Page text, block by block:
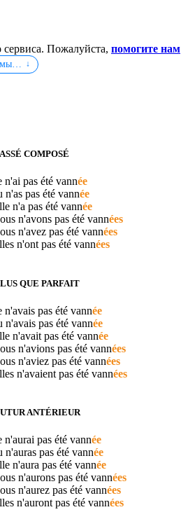
Пожалуйста, помогите нам
COMPOSÉ
n'ai pas été vannée
n'as pas été vannée
n'a pas été vannée
n'avons pas été vannées
n'avez pas été vannées
n'ont pas été vannées
QUE PARFAIT
n'avais pas été vannée
n'avais pas été vannée
n'avait pas été vannée
n'avions pas été vannées
n'aviez pas été vannées
n'avaient pas été vannées
ANTÉRIEUR
n'aurai pas été vannée
n'auras pas été vannée
n'aura pas été vannée
n'aurons pas été vannées
n'aurez pas été vannées
n'auront pas été vannées